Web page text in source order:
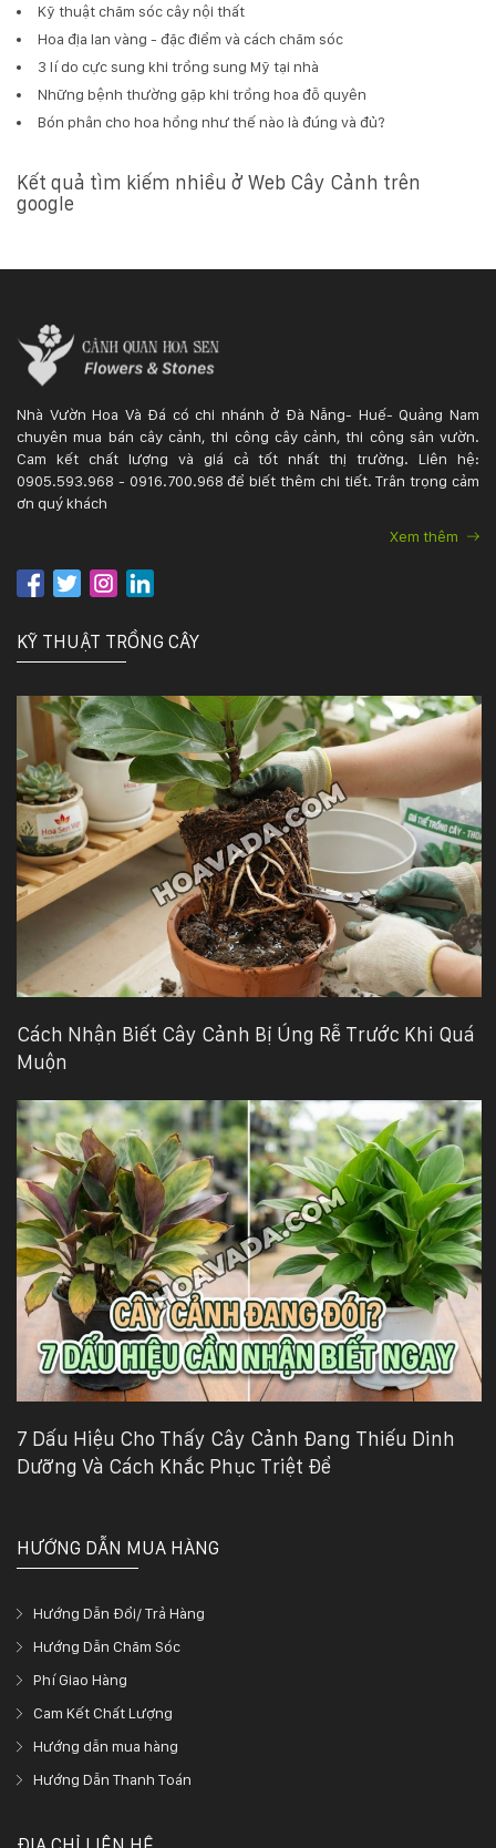
Kỹ thuật chăm sóc cây nội thất
Hoa địa lan vàng - đặc điểm và cách chăm sóc
3 lí do cực sung khi trồng sung Mỹ tại nhà
Những bệnh thường gặp khi trồng hoa đỗ quyên
Bón phân cho hoa hồng như thế nào là đúng và đủ?
Kết quả tìm kiếm nhiều ở Web Cây Cảnh trên
google
Nhà Vườn Hoa Và Đá có chi nhánh ở Đà Nẵng- Huế- Quảng Nam
chuyên mua bán cây cảnh, thi công cây cảnh, thi công sân vườn.
Cam kết chất lượng và giá cả tốt nhất thị trường. Liên hệ:
0905.593.968 - 0916.700.968 để biết thêm chi tiết. Trân trọng cảm
ơn quý khách
Xem thêm
KỸ THUẬT TRỒNG CÂY
Cách Nhận Biết Cây Cảnh Bị Úng Rễ Trước Khi Quá
Muộn
7 Dấu Hiệu Cho Thấy Cây Cảnh Đang Thiếu Dinh
Dưỡng Và Cách Khắc Phục Triệt Để
HƯỚNG DẪN MUA HÀNG
Hướng Dẫn Đổi/ Trả Hàng
Hướng Dẫn Chăm Sóc
Phí Giao Hàng
Cam Kết Chất Lượng
Hướng dẫn mua hàng
Hướng Dẫn Thanh Toán